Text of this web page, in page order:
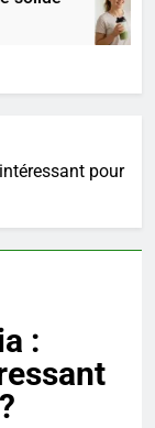
pour
: